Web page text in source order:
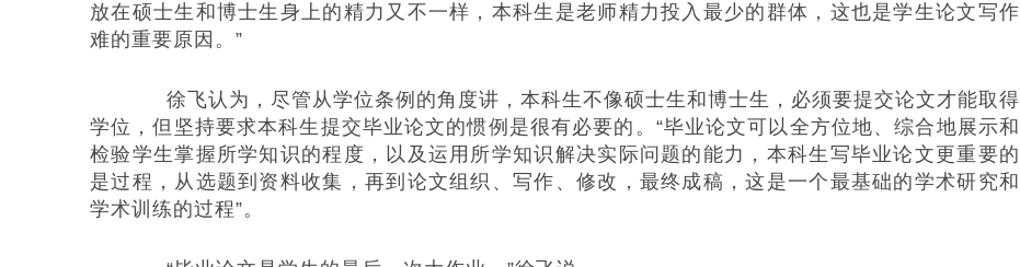
放在硕士生和博士生身上的精力又不一样，本科生是老师精力投入最少的群体，这也是学生论文写作
难的重要原因。”
徐飞认为，尽管从学位条例的角度讲，本科生不像硕士生和博士生，必须要提交论文才能取得
学位，但坚持要求本科生提交毕业论文的惯例是很有必要的。“毕业论文可以全方位地、综合地展示和
检验学生掌握所学知识的程度，以及运用所学知识解决实际问题的能力，本科生写毕业论文更重要的
是过程，从选题到资料收集，再到论文组织、写作、修改，最终成稿，这是一个最基础的学术研究和
学术训练的过程”。